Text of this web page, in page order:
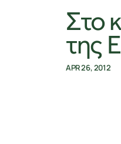
Στο
της
APR 26, 2012